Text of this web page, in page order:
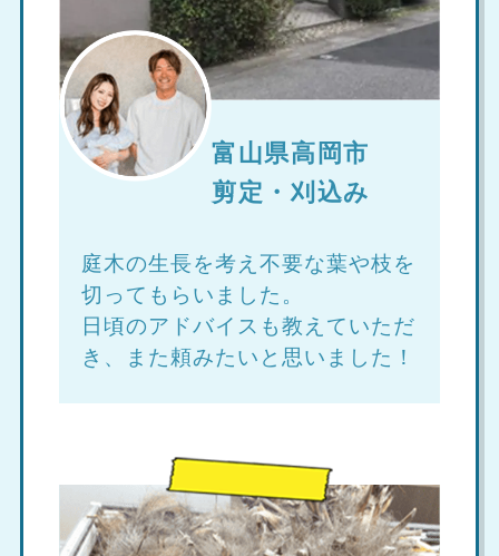
富山県高岡市
剪定・刈込み
庭木の生長を考え不要な葉や枝を
切ってもらいました。
日頃のアドバイスも教えていただ
き、また頼みたいと思いました！